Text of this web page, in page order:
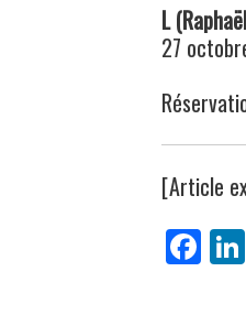
L
27
[Article
Fa
ce